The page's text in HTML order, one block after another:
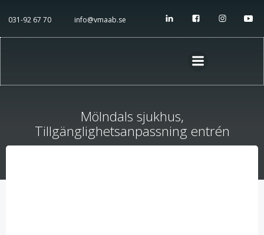
innehåll
031-92 67 70 info@vmaab.se
Mölndals sjukhus,
Tillgänglighetsanpassning entrén